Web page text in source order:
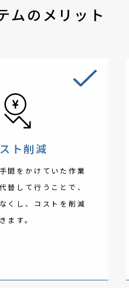
ムのメリット
ト削減
間をかけていた作業
替して行うことで、
くし、コストを削減
ます。